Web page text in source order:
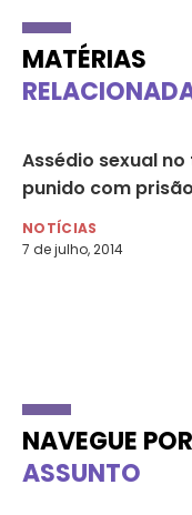
MATÉRIAS
Assédio sexual
punido com prisão
NOTÍCIAS
7 de julho, 2014
NAVEGUE POR
ASSUNTO